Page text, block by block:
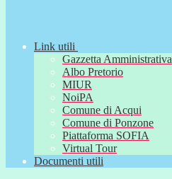
Link utili
Gazzetta Amministrativa
Albo Pretorio
MIUR
NoiPA
Comune di Acqui
Comune di Ponzone
Piattaforma SOFIA
Virtual Tour
Documenti utili